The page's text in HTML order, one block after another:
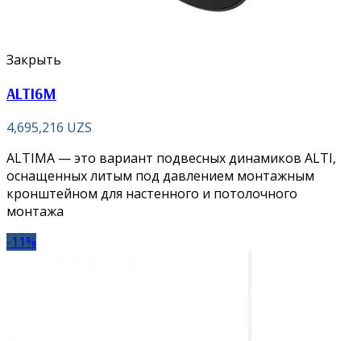
Закрыть
ALTI6M
4,695,216 UZS
ALTIMA — это вариант подвесных динамиков ALTI,
оснащенных литым под давлением монтажным
кронштейном для настенного и потолочного
монтажа
-11%